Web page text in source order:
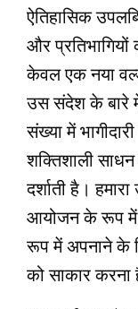
ऐतिहासिक
और
केवल एक नया
उस संदेश के बारे में
संख्या में
शक्तिशाली
दर्शाती है।
आयोजन के रूप में
रूप में अपनाने के
को साकार करना